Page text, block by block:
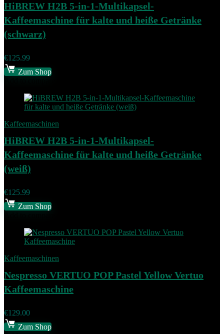
HiBREW H2B 5-in-1-Multikapsel-
Kaffeemaschine für kalte und heiße Getränke
(schwarz)
€125.99
Zum Shop
Kaffeemaschinen
HiBREW H2B 5-in-1-Multikapsel-
Kaffeemaschine für kalte und heiße Getränke
(weiß)
€125.99
Zum Shop
Kaffeemaschinen
Nespresso VERTUO POP Pastel Yellow Vertuo
Kaffeemaschine
€129.00
Zum Shop